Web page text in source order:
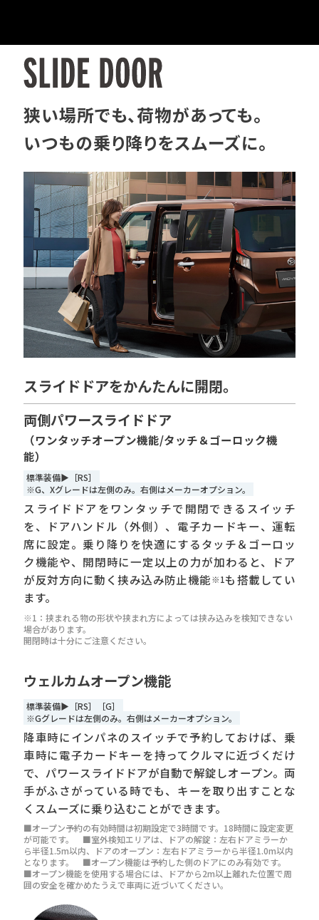
狭い場所でも、荷物があっても。
いつもの乗り降りをスムーズに。
スライドドアをかんたんに開閉。
両側パワースライドドア
（ワンタッチオープン機能/タッチ＆ゴーロック機
能）
標準装備▶［RS］
※G、Xグレードは左側のみ。右側はメーカーオプション。
スライドドアをワンタッチで開閉できるスイッチ
を、ドアハンドル（外側）、電子カードキー、運転
席に設定。乗り降りを快適にするタッチ＆ゴーロッ
ク機能や、開閉時に一定以上の力が加わると、ドア
が反対方向に動く挟み込み防止機能※1も搭載してい
ます。
※1：挟まれる物の形状や挟まれ方によっては挟み込みを検知できない
場合があります。
開閉時は十分にご注意ください。
ウェルカムオープン機能
標準装備▶［RS］［G］
※Gグレードは左側のみ。右側はメーカーオプション。
降車時にインパネのスイッチで予約しておけば、乗
車時に電子カードキーを持ってクルマに近づくだけ
で、パワースライドドアが自動で解錠しオープン。両
手がふさがっている時でも、キーを取り出すことな
くスムーズに乗り込むことができます。
■オープン予約の有効時間は初期設定で3時間です。18時間に設定変更
が可能です。 ■室外検知エリアは、ドアの解錠：左右ドアミラーか
ら半径1.5m以内、ドアのオープン：左右ドアミラーから半径1.0m以内
となります。 ■オープン機能は予約した側のドアにのみ有効です。
■オープン機能を使用する場合には、ドアから2m以上離れた位置で周
囲の安全を確かめたうえで車両に近づいてください。